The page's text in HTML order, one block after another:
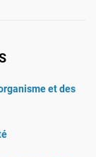
et des